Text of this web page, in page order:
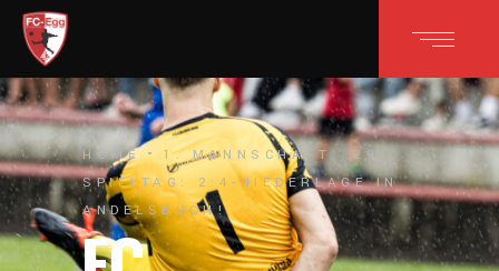
HOME 1. MANNSCHAFT
29.
SPIELTAG: 2:4-NIEDERLAGE IN
ANDELSBUCH!